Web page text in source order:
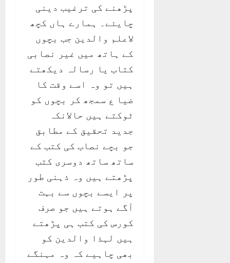
پڑھنے کی ترغیب دینی
چایئے۔ ہمارے ہاں کچھ
لاعلم والدین جب بچوں
کے ہاتھ میں غیر نصابی
کتاب یا رسالہ دیکھتے
ہیں تو وہ اسے وقت کا
ضیا ع سمجھ کر بچوں کو
ٹوکتے ہیں حالانکہ
جدید تحقیق کے مطابق
جو بچے نصاب کی کتب کے
ساتھ ساتھ دوسری کتب
پڑھتے ہیں وہ ذہنی طور
پر ایسے بچوں سے بہت
آگے ہوتے ہیں جو صرف
کورس کی کتب ہی پڑھتے
ہیں لہذا والدین کو
بھی چاہیے کہ وہ مہنگے